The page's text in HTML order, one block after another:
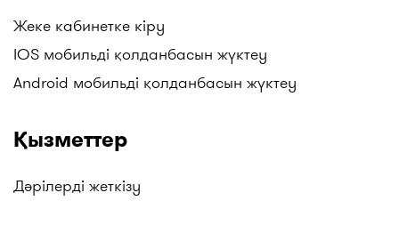
Жеке кабинетке кіру
IOS мобильді қолданбасын жүктеу
Android мобильді қолданбасын жүктеу
Қызметтер
Дәрілерді жеткізу